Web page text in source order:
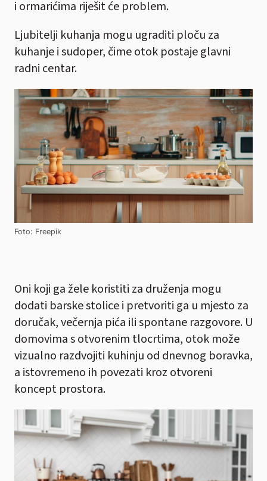
i ormarićima riješit će problem.
Ljubitelji kuhanja mogu ugraditi ploču za
kuhanje i sudoper, čime otok postaje glavni
radni centar.
Foto: Freepik
Oni koji ga žele koristiti za druženja mogu
dodati barske stolice i pretvoriti ga u mjesto za
doručak, večernja pića ili spontane razgovore. U
domovima s otvorenim tlocrtima, otok može
vizualno razdvojiti kuhinju od dnevnog boravka,
a istovremeno ih povezati kroz otvoreni
koncept prostora.